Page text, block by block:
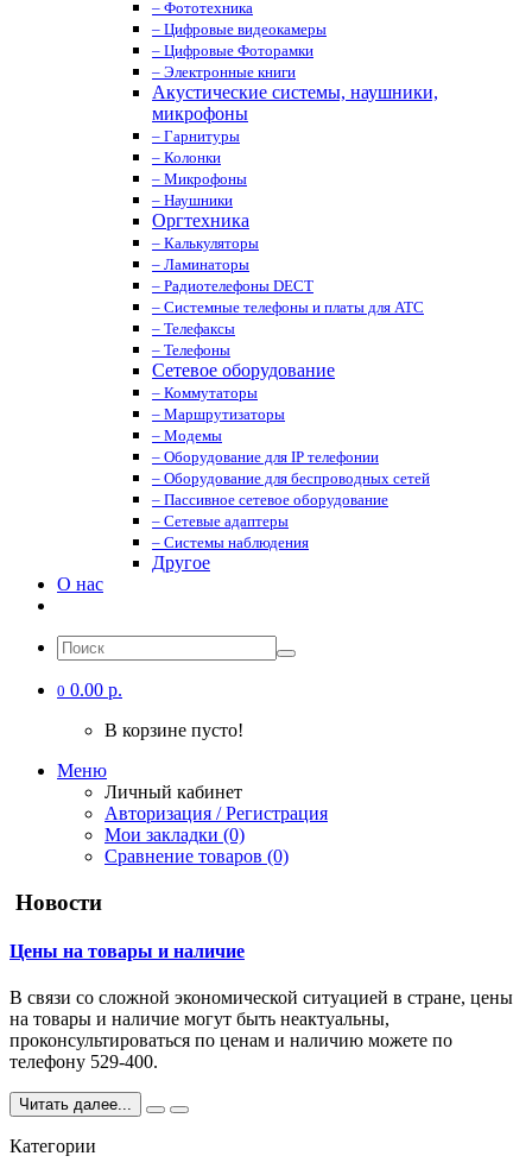
– Фототехника
– Цифровые видеокамеры
– Цифровые Фоторамки
– Электронные книги
Акустические системы, наушники,
микрофоны
– Гарнитуры
– Колонки
– Микрофоны
– Наушники
Оргтехника
– Калькуляторы
– Ламинаторы
– Радиотелефоны DECT
– Системные телефоны и платы для АТС
– Телефаксы
– Телефоны
Сетевое оборудование
– Коммутаторы
– Маршрутизаторы
– Модемы
– Оборудование для IP телефонии
– Оборудование для беспроводных сетей
– Пассивное сетевое оборудование
– Сетевые адаптеры
– Системы наблюдения
Другое
О нас
0 0.00 р.
В корзине пусто!
Меню
Личный кабинет
Авторизация / Регистрация
Мои закладки (0)
Сравнение товаров (0)
Новости
Цены на товары и наличие
В связи со сложной экономической ситуацией в стране, цены
на товары и наличие могут быть неактуальны,
проконсультироваться по ценам и наличию можете по
телефону 529-400.
Читать далее...
Категории